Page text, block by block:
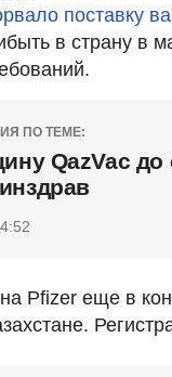
поставку
в страну в
ПО ТЕМЕ:
QazVac
Pfizer еще в